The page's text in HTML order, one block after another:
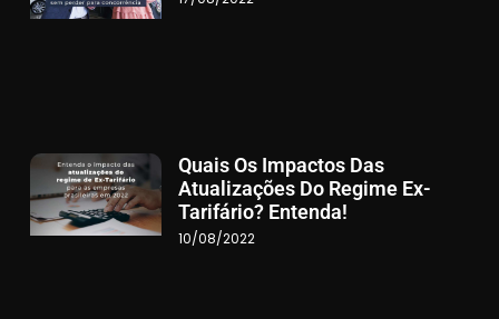
Quais Os Impactos Das
Atualizações Do Regime Ex-
Tarifário? Entenda!
10/08/2022